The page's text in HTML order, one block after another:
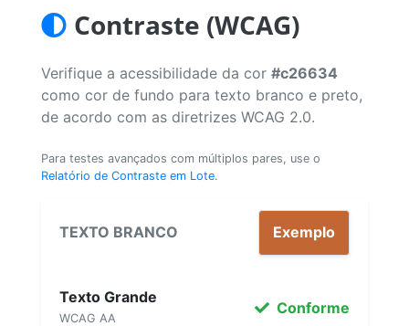
Contraste (WCAG)
Verifique a acessibilidade da cor #c26634
como cor de fundo para texto branco e preto,
de acordo com as diretrizes WCAG 2.0.
Para testes avançados com múltiplos pares, use o
Relatório de Contraste em Lote.
TEXTO BRANCO Exemplo
Texto Grande
WCAG AA
Conforme